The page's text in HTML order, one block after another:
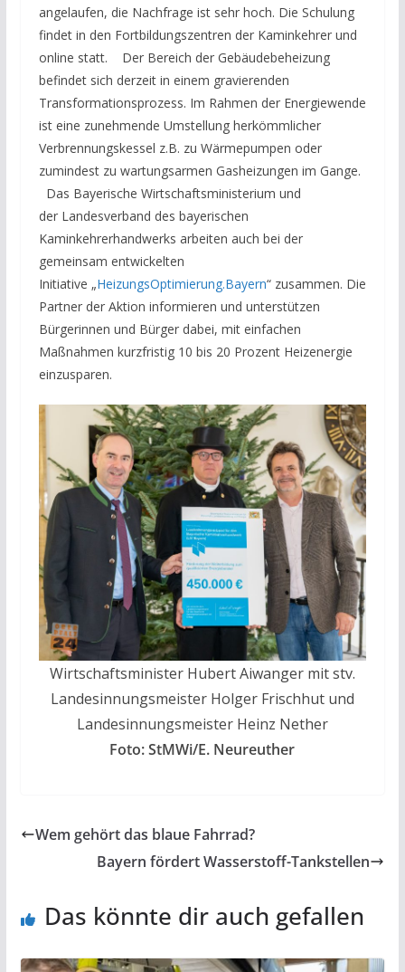
angelaufen, die Nachfrage ist sehr hoch. Die Schulung
findet in den Fortbildungszentren der Kaminkehrer und
online statt. Der Bereich der Gebäudebeheizung
befindet sich derzeit in einem gravierenden
Transformationsprozess. Im Rahmen der Energiewende
ist eine zunehmende Umstellung herkömmlicher
Verbrennungskessel z.B. zu Wärmepumpen oder
zumindest zu wartungsarmen Gasheizungen im Gange.
Das Bayerische Wirtschaftsministerium und
der Landesverband des bayerischen
Kaminkehrerhandwerks arbeiten auch bei der
gemeinsam entwickelten
Initiative „HeizungsOptimierung.Bayern“ zusammen. Die
Partner der Aktion informieren und unterstützen
Bürgerinnen und Bürger dabei, mit einfachen
Maßnahmen kurzfristig 10 bis 20 Prozent Heizenergie
einzusparen.
Wirtschaftsminister Hubert Aiwanger mit stv.
Landesinnungsmeister Holger Frischhut und
Landesinnungsmeister Heinz Nether
Foto: StMWi/E. Neureuther
Wem gehört das blaue Fahrrad?
Bayern fördert Wasserstoff-Tankstellen
Das könnte dir auch gefallen